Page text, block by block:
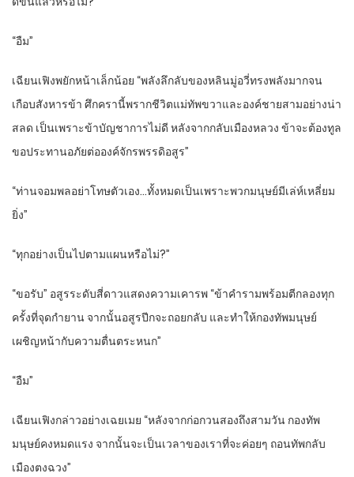
“อืม”
เฉียนเฟิงพยักหน้าเล็กน้อย “พลังลึกลับของหลินมู่อวี่ทรงพลังมากจน
เกือบสังหารข้า ศึกครานี้พรากชีวิตแม่ทัพขวาและองค์ชายสามอย่างน่า
สลด เป็นเพราะข้าบัญชาการไม่ดี หลังจากกลับเมืองหลวง ข้าจะต้องทูล
ขอประทานอภัยต่อองค์จักรพรรดิอสูร”
“ท่านจอมพลอย่าโทษตัวเอง…ทั้งหมดเป็นเพราะพวกมนุษย์มีเล่ห์เหลี่ยม
ยิ่ง”
“ทุกอย่างเป็นไปตามแผนหรือไม่?”
“ขอรับ” อสูรระดับสี่ดาวแสดงความเคารพ “ข้าคำรามพร้อมตีกลองทุก
ครั้งที่จุดกำยาน จากนั้นอสูรปีกจะถอยกลับ และทำให้กองทัพมนุษย์
เผชิญหน้ากับความตื่นตระหนก”
“อืม”
เฉียนเฟิงกล่าวอย่างเฉยเมย “หลังจากก่อกวนสองถึงสามวัน กองทัพ
มนุษย์คงหมดแรง จากนั้นจะเป็นเวลาของเราที่จะค่อยๆ ถอนทัพกลับ
เมืองตงฉวง”